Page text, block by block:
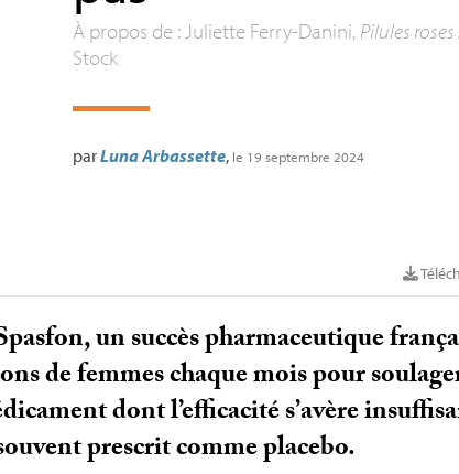
À propos de : Juliette Ferry-Danini, Pilules
Stock
parLuna Arbassette, le 19 septembre 2024
un succès pharmaceutique
de femmes chaque mois pour
dont l’efficacité s’avère
prescrit comme placebo.